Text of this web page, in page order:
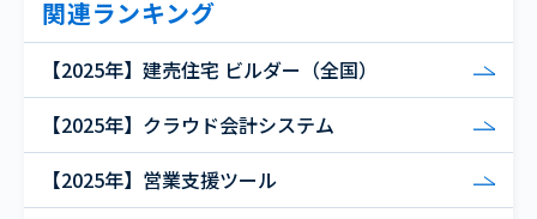
関連ランキング
【2025年】建売住宅 ビルダー（全国）
【2025年】クラウド会計システム
【2025年】営業支援ツール